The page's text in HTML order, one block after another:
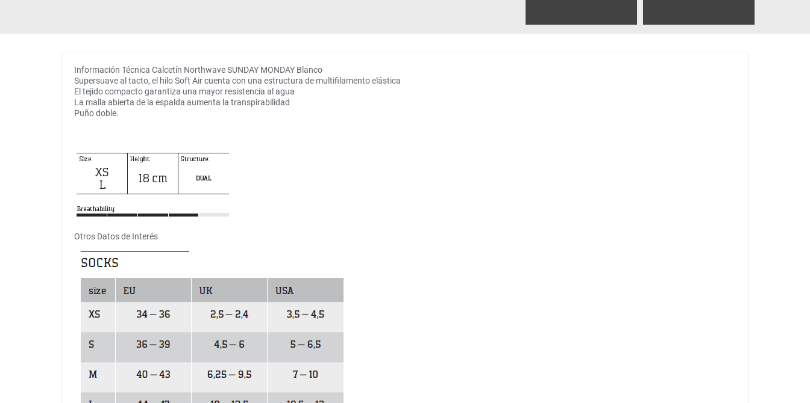
Información Técnica Calcetín Northwave SUNDAY MONDAY Blanco
Supersuave al tacto, el hilo Soft Air cuenta con una estructura de multifilamento elástica
El tejido compacto garantiza una mayor resistencia al agua
La malla abierta de la espalda aumenta la transpirabilidad
Puño doble.
Otros Datos de Interés